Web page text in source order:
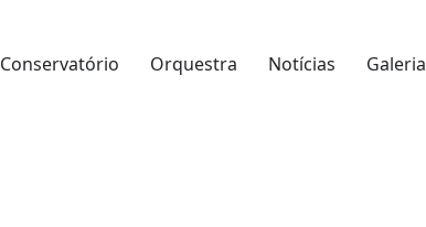
Conservatório Orquestra Notícias Galeria